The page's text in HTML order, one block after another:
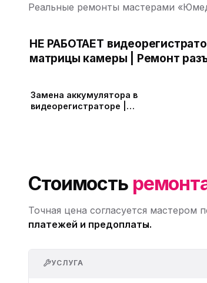
Садовая техника
Реальные ремонты мастерами
НЕ РАБОТАЕТ
матрицы камеры | Ремонт
Замена аккумулятора в
видеорегистраторе |
Стоимость
Точная цена согласуется мастером
платежей и предоплаты.
УСЛУГА